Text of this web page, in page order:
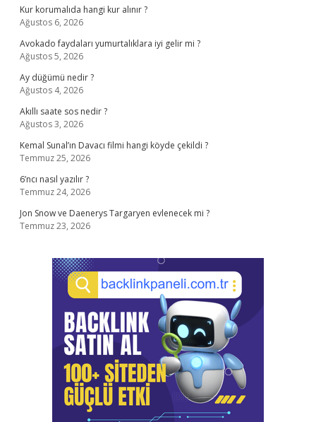
Kur korumalıda hangi kur alınır ?
Ağustos 6, 2026
Avokado faydaları yumurtalıklara iyi gelir mi ?
Ağustos 5, 2026
Ay düğümü nedir ?
Ağustos 4, 2026
Akıllı saate sos nedir ?
Ağustos 3, 2026
Kemal Sunal’ın Davacı filmi hangi köyde çekildi ?
Temmuz 25, 2026
6’ncı nasıl yazılır ?
Temmuz 24, 2026
Jon Snow ve Daenerys Targaryen evlenecek mi ?
Temmuz 23, 2026